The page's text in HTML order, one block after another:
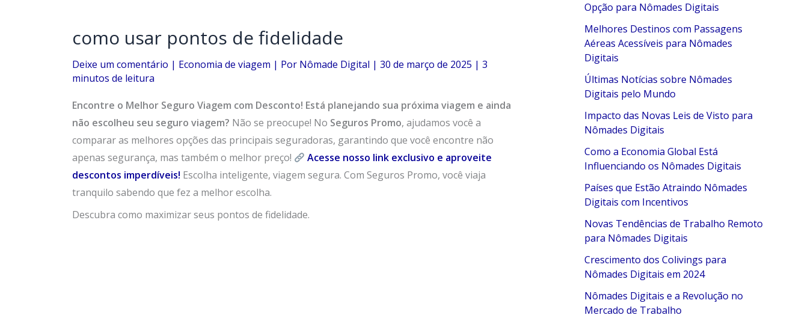
como usar pontos de fidelidade
Deixe um comentário | Economia de viagem | Por Nômade Digital | 30 de março de 2025 | 3
minutos de leitura
Encontre o Melhor Seguro Viagem com Desconto! Está planejando sua próxima viagem e ainda
não escolheu seu seguro viagem? Não se preocupe! No Seguros Promo, ajudamos você a
comparar as melhores opções das principais seguradoras, garantindo que você encontre não
apenas segurança, mas também o melhor preço!
Acesse nosso link exclusivo e aproveite
descontos imperdíveis! Escolha inteligente, viagem segura. Com Seguros Promo, você viaja
tranquilo sabendo que fez a melhor escolha.
Descubra como maximizar seus pontos de fidelidade.
Opção para Nômades Digitais
Melhores Destinos com Passagens
Aéreas Acessíveis para Nômades
Digitais
Últimas Notícias sobre Nômades
Digitais pelo Mundo
Impacto das Novas Leis de Visto para
Nômades Digitais
Como a Economia Global Está
Influenciando os Nômades Digitais
Países que Estão Atraindo Nômades
Digitais com Incentivos
Novas Tendências de Trabalho Remoto
para Nômades Digitais
Crescimento dos Colivings para
Nômades Digitais em 2024
Nômades Digitais e a Revolução no
Mercado de Trabalho